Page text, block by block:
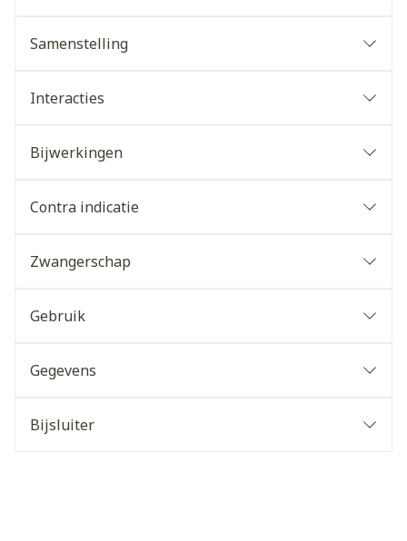
Samenstelling
Interacties
Bijwerkingen
Contra indicatie
Zwangerschap
Gebruik
Gegevens
Bijsluiter